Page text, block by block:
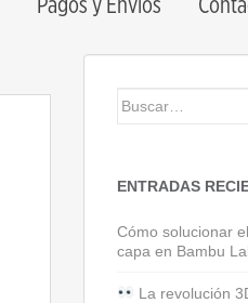
Pagos y Envíos
Buscar:
ENTRADAS
Cómo solucionar
capa en Bambu
La revolución